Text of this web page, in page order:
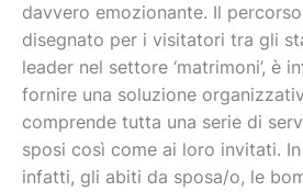
davvero emozionante. Il
disegnato per i visitatori tra gli
leader nel settore ‘matrimoni’, è
fornire una soluzione
comprende tutta una serie di
sposi così come ai loro invitati.
infatti, gli abiti da sposa/o, le